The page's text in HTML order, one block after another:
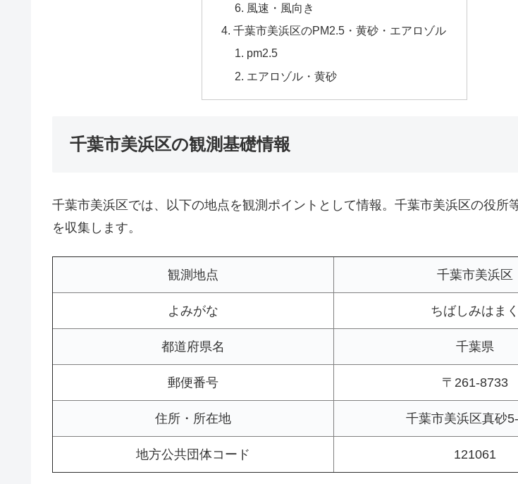
風速・風向き
千葉市美浜区のPM2.5・黄砂・エアロゾル
pm2.5
エアロゾル・黄砂
千葉市美浜区の観測基礎情報
千葉市美浜区では、以下の地点を観測ポイントとして情報。千葉市美浜区の役所
を収集します。
観測地点 千葉市美浜区
よみがな ちばしみはまく
都道府県名 千葉県
郵便番号 〒261-8733
住所・所在地 千葉市美浜区真砂
地方公共団体コード 121061